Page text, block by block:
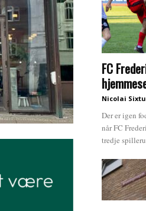
FC
Nicolai
Der er igen
når FC
tredje